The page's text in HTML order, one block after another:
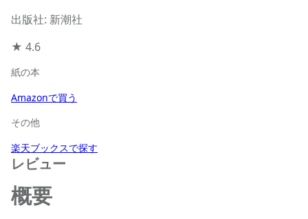
出版社: 新潮社
★ 4.6
紙の本
Amazonで買う
その他
楽天ブックスで探す
レビュー
概要